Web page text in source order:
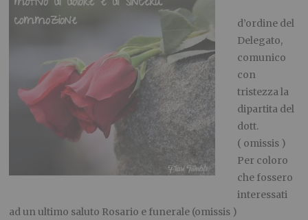
d’ordine del
Delegato,
comunico
con
tristezza la
dipartita del
dott.
( omissis )
Per coloro
che fossero
interessati
ad un ultimo saluto Rosario e funerale (omissis )